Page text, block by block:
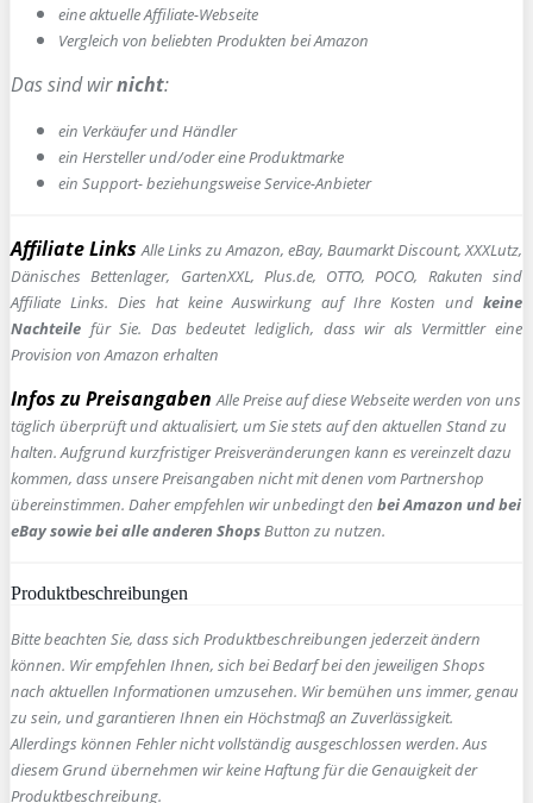
eine aktuelle Affiliate-Webseite
Vergleich von beliebten Produkten bei Amazon
Das sind wirnicht:
ein Verkäufer und Händler
ein Hersteller und/oder eine Produktmarke
ein Support- beziehungsweise Service-Anbieter
Affiliate Links Alle Links zu Amazon, eBay, Baumarkt Discount, XXXLutz,
Dänisches Bettenlager, GartenXXL, Plus.de, OTTO, POCO, Rakuten sind
Affiliate Links. Dies hat keine Auswirkung auf Ihre Kosten und keine
Nachteile für Sie. Das bedeutet lediglich, dass wir als Vermittler eine
Provision von Amazon erhalten
Infos zu Preisangaben Alle Preise auf diese Webseite werden von uns
täglich überprüft und aktualisiert, um Sie stets auf den aktuellen Stand zu
halten. Aufgrund kurzfristiger Preisveränderungen kann es vereinzelt dazu
kommen, dass unsere Preisangaben nicht mit denen vom Partnershop
übereinstimmen. Daher empfehlen wir unbedingt den bei Amazon und bei
eBay sowie bei alle anderen ShopsButton zu nutzen.
Produktbeschreibungen
Bitte beachten Sie, dass sich Produktbeschreibungen jederzeit ändern
können. Wir empfehlen Ihnen, sich bei Bedarf bei den jeweiligen Shops
nach aktuellen Informationen umzusehen. Wir bemühen uns immer, genau
zu sein, und garantieren Ihnen ein Höchstmaß an Zuverlässigkeit.
Allerdings können Fehler nicht vollständig ausgeschlossen werden. Aus
diesem Grund übernehmen wir keine Haftung für die Genauigkeit der
Produktbeschreibung.